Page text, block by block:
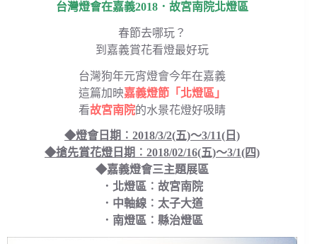
台灣燈會在嘉義2018．故宮南院北燈區
春節去哪玩？
到嘉義賞花看燈最好玩
台灣狗年元宵燈會今年在嘉義
這篇加映嘉義燈節「北燈區」
看故宮南院的水景花燈好吸睛
◆燈會日期︰2018/3/2(五)～3/11(日)
◆搶先賞花燈日期︰2018/02/16(五)～3/1(四)
◆嘉義燈會三主題展區
．北燈區︰故宮南院
．中軸線︰太子大道
．南燈區︰縣治燈區